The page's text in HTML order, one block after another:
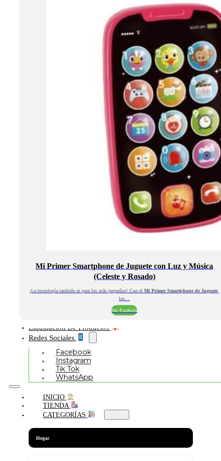
Mi Primer Smartphone de Juguete con Luz y Música
(Celeste y Rosado)
¡La tecnología también es para los más pequeños! Con elMi Primer Smartphone de Juguete
los…
Ver Producto
Liquidación De Productos
Redes Sociales
Facebook
Instagram
Tik Tok
WhatsApp
INICIO
TIENDA
CATEGORÍAS
Hogar